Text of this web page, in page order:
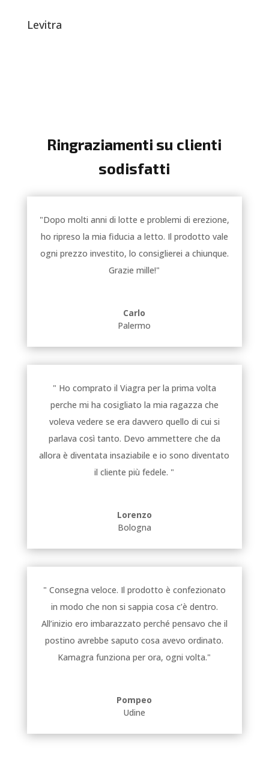
Levitra
Ringraziamenti su clienti
sodisfatti
"Dopo molti anni di lotte e problemi di erezione,
ho ripreso la mia fiducia a letto. Il prodotto vale
ogni prezzo investito, lo consiglierei a chiunque.
Grazie mille!"
Carlo
Palermo
" Ho comprato il Viagra per la prima volta
perche mi ha cosigliato la mia ragazza che
voleva vedere se era davvero quello di cui si
parlava così tanto. Devo ammettere che da
allora è diventata insaziabile e io sono diventato
il cliente più fedele. "
Lorenzo
Bologna
" Consegna veloce. Il prodotto è confezionato
in modo che non si sappia cosa c’è dentro.
All’inizio ero imbarazzato perché pensavo che il
postino avrebbe saputo cosa avevo ordinato.
Kamagra funziona per ora, ogni volta."
Pompeo
Udine